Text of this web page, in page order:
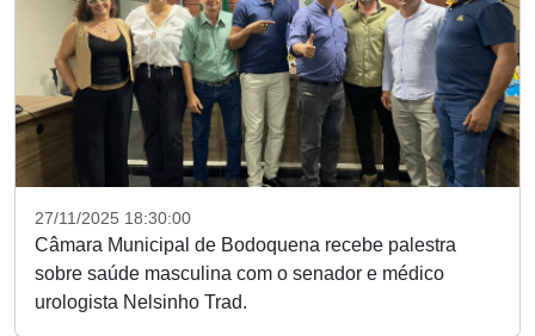
27/11/2025 18:30:00
Câmara Municipal de Bodoquena recebe palestra
sobre saúde masculina com o senador e médico
urologista Nelsinho Trad.